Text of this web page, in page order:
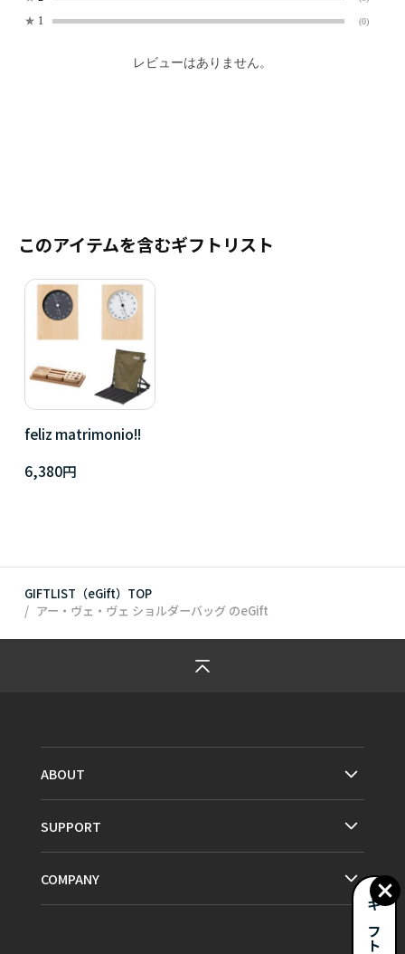
★ 1 (0)
レビューはありません。
このアイテムを含むギフトリスト
feliz matrimonio!!
6,380円
GIFTLIST（eGift）TOP
アー・ヴェ・ヴェ ショルダーバッグのeGift
ABOUT
SUPPORT
COMPANY